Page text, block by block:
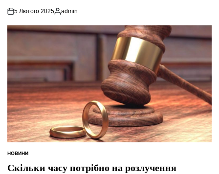
5 Лютого 2025
Опубліковано
admin
ОПУБЛІКУВАТИ
У
НОВИНИ
Скільки часу потрібно на розлучення